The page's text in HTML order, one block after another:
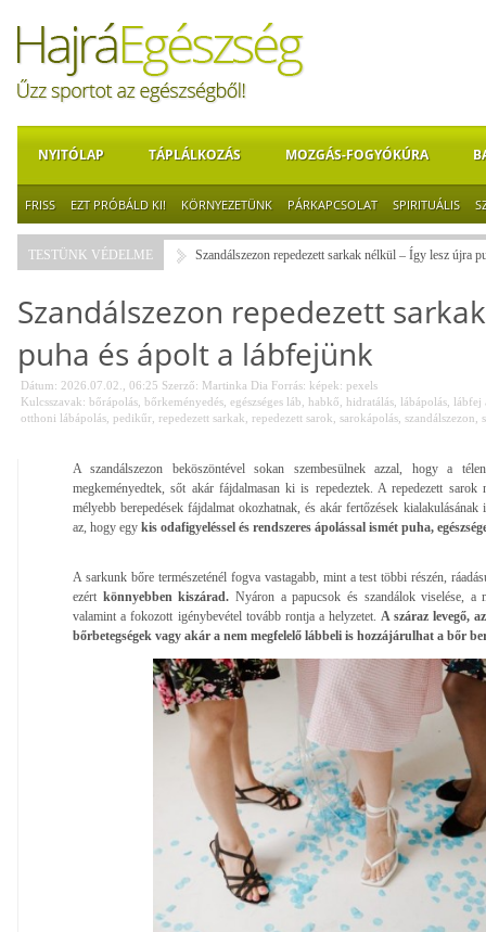
NYITÓLAP TÁPLÁLKOZÁS MOZGÁS-FOGYÓKÚRA
FRISS EZT PRÓBÁLD KI! KÖRNYEZETÜNK PÁRKAPCSOLAT SPIRITUÁLIS
TESTÜNK VÉDELME Szandálszezon repedezett sarkak nélkül – Így lesz újra
Szandálszezon repedezett
puha és ápolt a lábfejünk
Dátum: 2026.07.02., 06:25 Szerző: Martinka Dia Forrás: képek: pexels
Kulcsszavak: bőrápolás bőrkeményedés egészséges láb habkő hidratálás lábápolás lábfej
otthoni lábápolás pedikűr repedezett sarkak repedezett sarok sarokápolás szandálszezon
A szandálszezon beköszöntével sokan szembesülnek azzal, hogy a
megkeményedtek, sőt akár fájdalmasan ki is repedeztek. A repedezett sarok
mélyebb berepedések fájdalmat okozhatnak, és akár fertőzések
az, hogy egy kis odafigyeléssel és rendszeres ápolással ismét puha,
A sarkunk bőre természeténél fogva vastagabb, mint a test többi részén,
ezért könnyebben kiszárad. Nyáron a papucsok és szandálok viselése,
valamint a fokozott igénybevétel tovább rontja a helyzetet. A száraz levegő,
bőrbetegségek vagy akár a nem megfelelő lábbeli is hozzájárulhat a bőr